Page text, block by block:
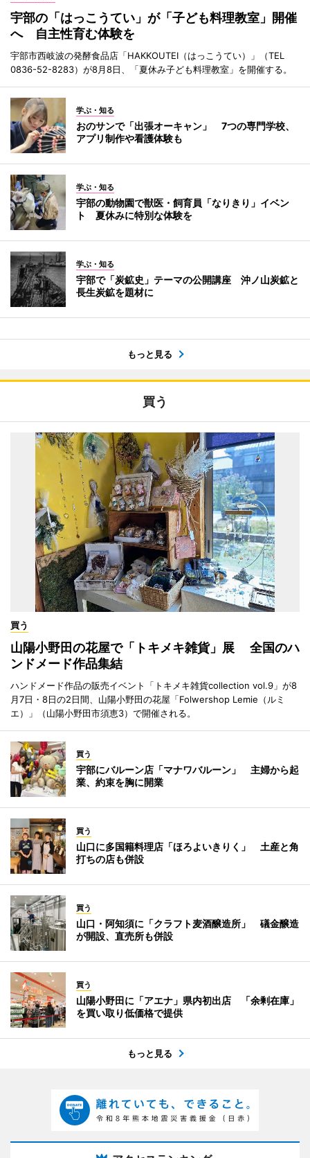
宇部の「はっこうてい」が「子ども料理教室」開催
へ 自主性育む体験を
宇部市西岐波の発酵食品店「HAKKOUTEI（はっこうてい）」（TEL
0836-52-8283）が8月8日、「夏休み子ども料理教室」を開催する。
学ぶ・知る
おのサンで「出張オーキャン」 7つの専門学校、
アプリ制作や看護体験も
学ぶ・知る
宇部の動物園で獣医・飼育員「なりきり」イベン
ト 夏休みに特別な体験を
学ぶ・知る
宇部で「炭鉱史」テーマの公開講座 沖ノ山炭鉱と
長生炭鉱を題材に
もっと見る
買う
買う
山陽小野田の花屋で「トキメキ雑貨」展 全国のハ
ンドメード作品集結
ハンドメード作品の販売イベント「トキメキ雑貨collection vol.9」が8
月7日・8日の2日間、山陽小野田の花屋「Folwershop Lemie（ルミ
エ）」（山陽小野田市須恵3）で開催される。
買う
宇部にバルーン店「マナワバルーン」 主婦から起
業、約束を胸に開業
買う
山口に多国籍料理店「ほろよいきりく」 土産と角
打ちの店も併設
買う
山口・阿知須に「クラフト麦酒醸造所」 礒金醸造
が開設、直売所も併設
買う
山陽小野田に「アエナ」県内初出店 「余剰在庫」
を買い取り低価格で提供
もっと見る